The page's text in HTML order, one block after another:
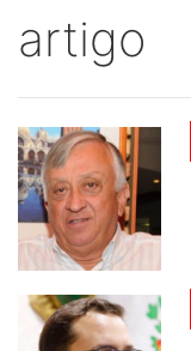
artigo